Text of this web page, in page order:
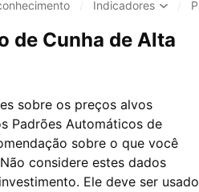
Indicadores
de Cunha de Alta
sobre os preços alvos
Padrões Automáticos de
sobre o que você
considere estes dados
Ele deve ser usado